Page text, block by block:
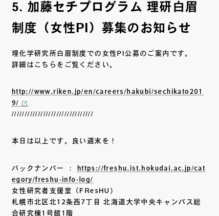
5. 加藤セチプログラム 理研白眉
制度（女性PI）募集のお知らせ
理化学研究所白眉制度での女性PI公募のご案内です。
詳細はこちらをご覧ください。
http://www.riken.jp/en/careers/hakubi/sechikato201
9/
///////////////////////////////
本日は以上です。良い週末を！
バックナンバー ：
https://freshu.ist.hokudai.ac.jp/cat
egory/freshu-info-log/
女性研究者支援室（FResHU）
札幌市北区北12条西7丁目 北海道大学中央キャンパス総
合研究棟1号館1階